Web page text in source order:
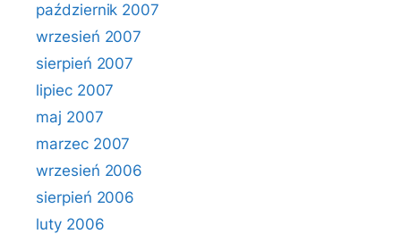
październik 2007
wrzesień 2007
sierpień 2007
lipiec 2007
maj 2007
marzec 2007
wrzesień 2006
sierpień 2006
luty 2006